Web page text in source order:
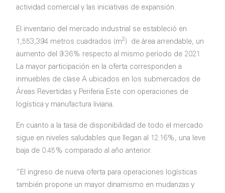
actividad comercial y las iniciativas de expansión.
El inventario del mercado industrial se estableció en
1,553,394 metros cuadrados (m2) de área arrendable, un
aumento del 9.36% respecto al mismo período de 2021.
La mayor participación en la oferta corresponden a
inmuebles de clase A ubicados en los submercados de
Áreas Revertidas y Periferia Este con operaciones de
logística y manufactura liviana.
En cuanto a la tasa de disponibilidad de todo el mercado
sigue en niveles saludables que llegan al 12.16%, una leve
baja de 0.45% comparado al año anterior.
“El ingreso de nueva oferta para operaciones logísticas
también propone un mayor dinamismo en mudanzas y